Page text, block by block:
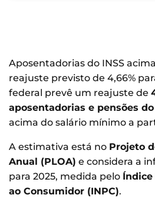
Aposentadorias do INSS
reajuste previsto de 4,66%
federal prevê um reajuste de
aposentadorias e pensões do
acima do salário mínimo a
A estimativa está no Projeto
Anual (PLOA) e considera a
para 2025, medida pelo Índice
ao Consumidor (INPC).